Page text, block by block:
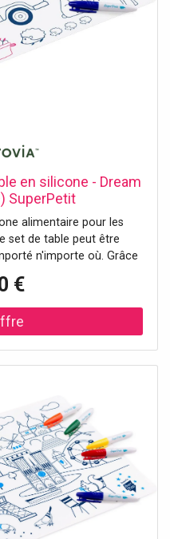
en silicone - Dream
SuperPetit
alimentaire pour les
set de table peut être
n'importe où. Grâce
- Lot de feutres inclus -
x 30 cm - Non poreux et
avec un chiffon et de
EN71-1/EN71-2/EN71-3 -
€